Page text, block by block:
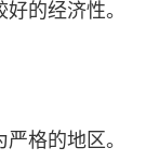
的经济性。
格的地区。